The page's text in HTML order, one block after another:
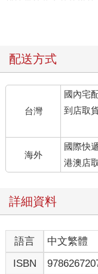
耕地保持著完整的樣
地，石頭排列的痕跡
曾經在這片山林中辛
實一直到民國八十幾
的長輩們不得不離開
保育的重地，我們只
如今，每年回家的時
中仍然懷著對這片土
家屋或過度打擾，裡
一種呼喚，提醒著我
要尊重。在這片被時
在山間回響，隱藏著
痕，彷彿在低語著曾
水泥彈藥庫的冷峻，
片土地上，屬於布農
回憶。每一片石板、
彷彿在訴說著那些不
在的生活交織，形成
配送方式
台灣
國內宅
到店取
海外
國際快
港澳店
詳細資料
語言 中文繁體
ISBN